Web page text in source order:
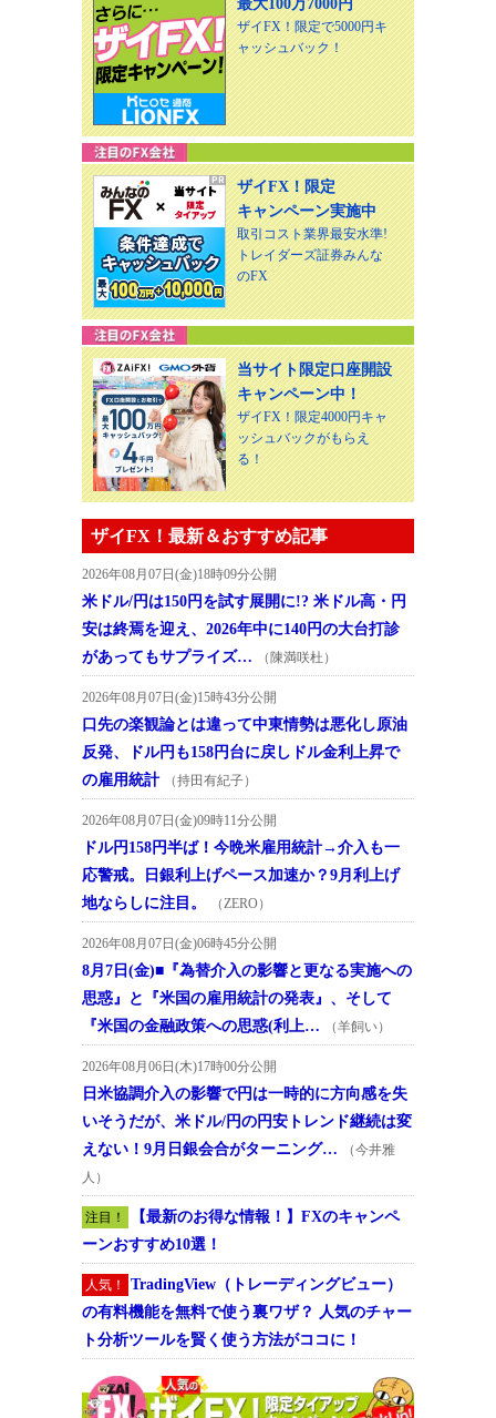
最大100万7000円
ザイFX！限定で5000円キ
ャッシュバック！
ザイFX！限定
キャンペーン実施中
取引コスト業界最安水準!
トレイダーズ証券みんな
のFX
当サイト限定口座開設
キャンペーン中！
ザイFX！限定4000円キャ
ッシュバックがもらえ
る！
ザイFX！最新＆おすすめ記事
2026年08月07日(金)18時09分公開
米ドル/円は150円を試す展開に!? 米ドル高・円
安は終焉を迎え、2026年中に140円の大台打診
があってもサプライズ…
（陳満咲杜）
2026年08月07日(金)15時43分公開
口先の楽観論とは違って中東情勢は悪化し原油
反発、ドル円も158円台に戻しドル金利上昇で
の雇用統計
（持田有紀子）
2026年08月07日(金)09時11分公開
ドル円158円半ば！今晩米雇用統計→介入も一
応警戒。日銀利上げペース加速か？9月利上げ
地ならしに注目。
（ZERO）
2026年08月07日(金)06時45分公開
8月7日(金)■『為替介入の影響と更なる実施への
思惑』と『米国の雇用統計の発表』、そして
『米国の金融政策への思惑(利上…
（羊飼い）
2026年08月06日(木)17時00分公開
日米協調介入の影響で円は一時的に方向感を失
いそうだが、米ドル/円の円安トレンド継続は変
えない！9月日銀会合がターニング…
（今井雅
人）
注目！
【最新のお得な情報！】FXのキャンペ
ーンおすすめ10選！
人気！
TradingView（トレーディングビュー）
の有料機能を無料で使う裏ワザ？ 人気のチャー
ト分析ツールを賢く使う方法がココに！